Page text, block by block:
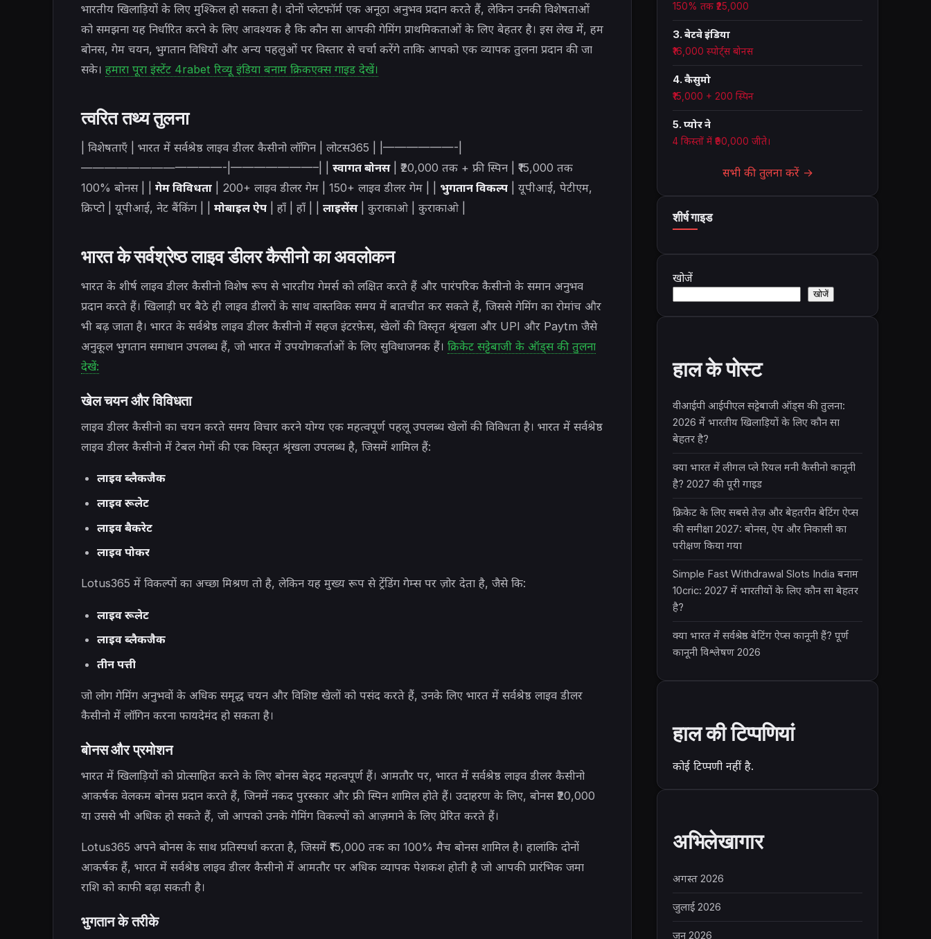
भारतीय खिलाड़ियों के लिए मुश्किल हो सकता है। दोनों प्लेटफॉर्म एक अनूठा अनुभव प्रदान करते हैं, लेकिन उनकी विशेषताओं
को समझना यह निर्धारित करने के लिए आवश्यक है कि कौन सा आपकी गेमिंग प्राथमिकताओं के लिए बेहतर है। इस लेख में, हम
बोनस, गेम चयन, भुगतान विधियों और अन्य पहलुओं पर विस्तार से चर्चा करेंगे ताकि आपको एक व्यापक तुलना प्रदान की जा
सके। हमारा पूरा इंस्टेंट 4rabet रिव्यू इंडिया बनाम क्रिकएक्स गाइड देखें।
त्वरित तथ्य तुलना
| विशेषताएँ | भारत में सर्वश्रेष्ठ लाइव डीलर कैसीनो लॉगिन | लोटस365 | |——————-|
————————————-|———————–| | स्वागत बोनस| ₹20,000 तक + फ्री स्पिन | ₹15,000 तक
100% बोनस | | गेम विविधता | 200+ लाइव डीलर गेम | 150+ लाइव डीलर गेम | | भुगतान विकल्प | यूपीआई, पेटीएम,
क्रिप्टो | यूपीआई, नेट बैंकिंग | | मोबाइल ऐप | हाँ | हाँ | | लाइसेंस| कुराकाओ | कुराकाओ |
भारत के सर्वश्रेष्ठ लाइव डीलर कैसीनो का अवलोकन
भारत के शीर्ष लाइव डीलर कैसीनो विशेष रूप से भारतीय गेमर्स को लक्षित करते हैं और पारंपरिक कैसीनो के समान अनुभव
प्रदान करते हैं। खिलाड़ी घर बैठे ही लाइव डीलरों के साथ वास्तविक समय में बातचीत कर सकते हैं, जिससे गेमिंग का रोमांच और
भी बढ़ जाता है। भारत के सर्वश्रेष्ठ लाइव डीलर कैसीनो में सहज इंटरफ़ेस, खेलों की विस्तृत श्रृंखला और UPI और Paytm जैसे
अनुकूल भुगतान समाधान उपलब्ध हैं, जो भारत में उपयोगकर्ताओं के लिए सुविधाजनक हैं। क्रिकेट सट्टेबाजी के ऑड्स की तुलना
देखें:
खेल चयन और विविधता
लाइव डीलर कैसीनो का चयन करते समय विचार करने योग्य एक महत्वपूर्ण पहलू उपलब्ध खेलों की विविधता है। भारत में सर्वश्रेष्ठ
लाइव डीलर कैसीनो में टेबल गेमों की एक विस्तृत श्रृंखला उपलब्ध है, जिसमें शामिल हैं:
लाइव ब्लैकजैक
लाइव रूलेट
लाइव बैकरेट
लाइव पोकर
Lotus365 में विकल्पों का अच्छा मिश्रण तो है, लेकिन यह मुख्य रूप से ट्रेंडिंग गेम्स पर ज़ोर देता है, जैसे कि:
लाइव रूलेट
लाइव ब्लैकजैक
तीन पत्ती
जो लोग गेमिंग अनुभवों के अधिक समृद्ध चयन और विशिष्ट खेलों को पसंद करते हैं, उनके लिए भारत में सर्वश्रेष्ठ लाइव डीलर
कैसीनो में लॉगिन करना फायदेमंद हो सकता है।
बोनस और प्रमोशन
भारत में खिलाड़ियों को प्रोत्साहित करने के लिए बोनस बेहद महत्वपूर्ण हैं। आमतौर पर, भारत में सर्वश्रेष्ठ लाइव डीलर कैसीनो
आकर्षक वेलकम बोनस प्रदान करते हैं, जिनमें नकद पुरस्कार और फ्री स्पिन शामिल होते हैं। उदाहरण के लिए, बोनस ₹20,000
या उससे भी अधिक हो सकते हैं, जो आपको उनके गेमिंग विकल्पों को आज़माने के लिए प्रेरित करते हैं।
Lotus365 अपने बोनस के साथ प्रतिस्पर्धा करता है, जिसमें ₹15,000 तक का 100% मैच बोनस शामिल है। हालांकि दोनों
आकर्षक हैं, भारत में सर्वश्रेष्ठ लाइव डीलर कैसीनो में आमतौर पर अधिक व्यापक पेशकश होती है जो आपकी प्रारंभिक जमा
राशि को काफी बढ़ा सकती है।
भुगतान के तरीके
150% तक ₹25,000
3. बेटवे इंडिया
₹16,000 स्पोर्ट्स बोनस
4. कैसुमो
₹15,000 + 200 स्पिन
5. प्योर ने
4 किस्तों में ₹90,000 जीते।
सभी की तुलना करें →
शीर्ष गाइड
खोजें
खोजें
हाल के पोस्ट
वीआईपी आईपीएल सट्टेबाजी ऑड्स की तुलना:
2026 में भारतीय खिलाड़ियों के लिए कौन सा
बेहतर है?
क्या भारत में लीगल प्ले रियल मनी कैसीनो कानूनी
है? 2027 की पूरी गाइड
क्रिकेट के लिए सबसे तेज़ और बेहतरीन बेटिंग ऐप्स
की समीक्षा 2027: बोनस, ऐप और निकासी का
परीक्षण किया गया
Simple Fast Withdrawal Slots India बनाम
10cric: 2027 में भारतीयों के लिए कौन सा बेहतर
है?
क्या भारत में सर्वश्रेष्ठ बेटिंग ऐप्स कानूनी हैं? पूर्ण
कानूनी विश्लेषण 2026
हाल की टिप्पणियां
कोई टिप्पणी नहीं है.
अभिलेखागार
अगस्त 2026
जुलाई 2026
जून 2026